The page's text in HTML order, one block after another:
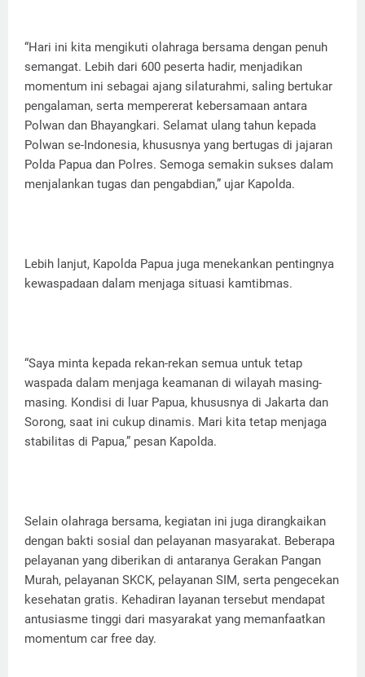
“Hari ini kita mengikuti olahraga bersama dengan penuh
semangat. Lebih dari 600 peserta hadir, menjadikan
momentum ini sebagai ajang silaturahmi, saling bertukar
pengalaman, serta mempererat kebersamaan antara
Polwan dan Bhayangkari. Selamat ulang tahun kepada
Polwan se-Indonesia, khususnya yang bertugas di jajaran
Polda Papua dan Polres. Semoga semakin sukses dalam
menjalankan tugas dan pengabdian,” ujar Kapolda.
Lebih lanjut, Kapolda Papua juga menekankan pentingnya
kewaspadaan dalam menjaga situasi kamtibmas.
“Saya minta kepada rekan-rekan semua untuk tetap
waspada dalam menjaga keamanan di wilayah masing-
masing. Kondisi di luar Papua, khususnya di Jakarta dan
Sorong, saat ini cukup dinamis. Mari kita tetap menjaga
stabilitas di Papua,” pesan Kapolda.
Selain olahraga bersama, kegiatan ini juga dirangkaikan
dengan bakti sosial dan pelayanan masyarakat. Beberapa
pelayanan yang diberikan di antaranya Gerakan Pangan
Murah, pelayanan SKCK, pelayanan SIM, serta pengecekan
kesehatan gratis. Kehadiran layanan tersebut mendapat
antusiasme tinggi dari masyarakat yang memanfaatkan
momentum car free day.